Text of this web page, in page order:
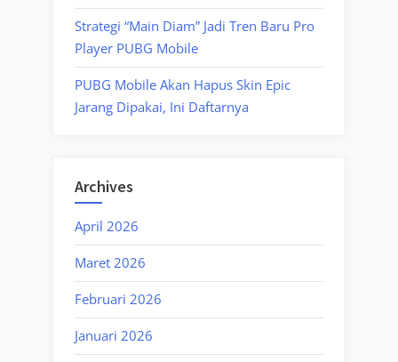
Strategi “Main Diam” Jadi Tren Baru Pro
Player PUBG Mobile
PUBG Mobile Akan Hapus Skin Epic
Jarang Dipakai, Ini Daftarnya
Archives
April 2026
Maret 2026
Februari 2026
Januari 2026